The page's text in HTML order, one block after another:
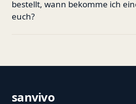
bestellt, wann bekomme ich
euch?
sanvivo